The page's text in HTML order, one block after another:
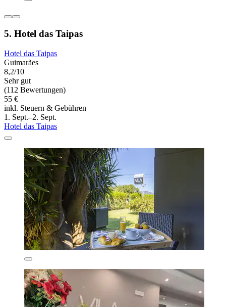
5. Hotel das Taipas
Hotel das Taipas
Guimarães
8,2/10
Sehr gut
(112 Bewertungen)
55 €
inkl. Steuern & Gebühren
1. Sept.–2. Sept.
Hotel das Taipas